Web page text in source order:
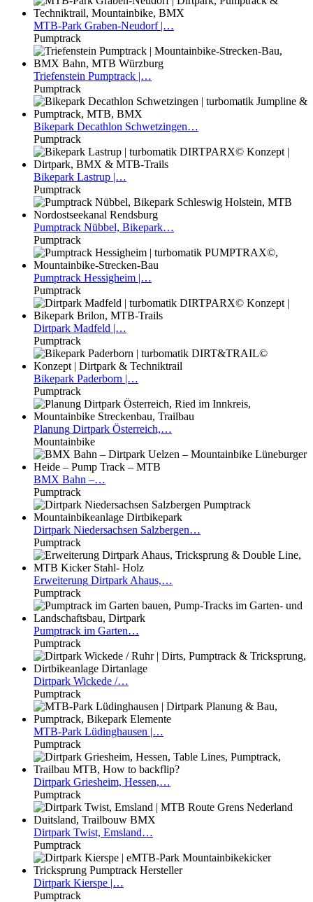
MTB-Park Graben-Neudorf |…
Pumptrack
Triefenstein Pumptrack |…
Pumptrack
Bikepark Decathlon Schwetzingen…
Pumptrack
Bikepark Lastrup |…
Pumptrack
Pumptrack Nübbel, Bikepark…
Pumptrack
Pumptrack Hessigheim |…
Pumptrack
Dirtpark Madfeld |…
Pumptrack
Bikepark Paderborn |…
Pumptrack
Planung Dirtpark Österreich,…
Mountainbike
BMX Bahn –…
Pumptrack
Dirtpark Niedersachsen Salzbergen…
Pumptrack
Erweiterung Dirtpark Ahaus,…
Pumptrack
Pumptrack im Garten…
Pumptrack
Dirtpark Wickede /…
Pumptrack
MTB-Park Lüdinghausen |…
Pumptrack
Dirtpark Griesheim, Hessen,…
Pumptrack
Dirtpark Twist, Emsland…
Pumptrack
Dirtpark Kierspe |…
Pumptrack